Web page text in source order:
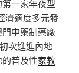
一家年夜型
濟適度多元發
中藥制藥廠
次進進內地
普及性家教